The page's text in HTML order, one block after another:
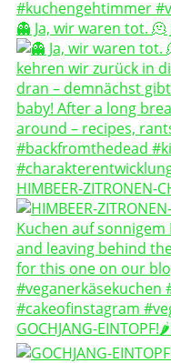
👻 Ja, wir waren tot.
HIMBEER-ZITRONEN-
GOCHJANG-